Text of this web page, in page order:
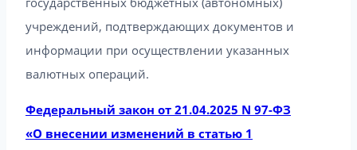
учреждений, подтверждающих документов и
информации при осуществлении указанных
валютных операций.
Федеральный закон от 21.04.2025 N 97-ФЗ
«О внесении изменений в статью 1